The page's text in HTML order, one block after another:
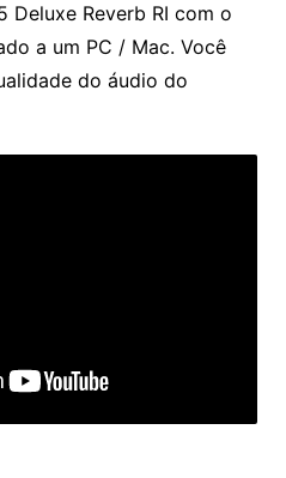
Deluxe Reverb RI com o
a um PC / Mac. Você
do áudio do